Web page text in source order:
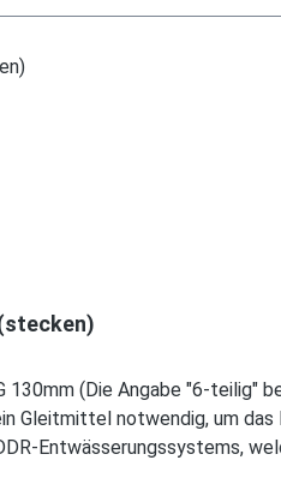
(Die Angabe "6-
notwendig, um
Entwässerungssystems,
die Dachrinnen, sind auf